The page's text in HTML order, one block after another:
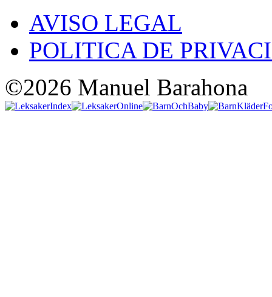
AVISO LEGAL
POLITICA DE
©2026 Manuel Barahona